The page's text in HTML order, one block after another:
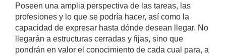
Poseen una amplia perspectiva de las tareas, las
profesiones y lo que se podría hacer, así como la
capacidad de expresar hasta dónde desean llegar. No
llegarán a estructuras cerradas y fijas, sino que
pondrán en valor el conocimiento de cada cual para, a